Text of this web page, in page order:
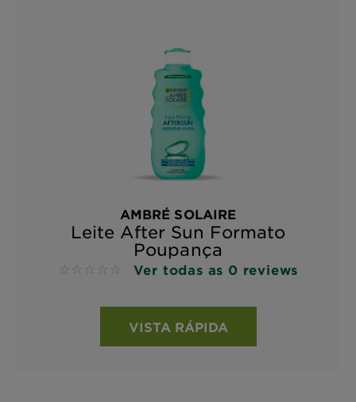
AMBRÉ SOLAIRE
Leite After Sun Formato
Poupança
No reviews Ver todas as 0 reviews
VISTA RÁPIDA